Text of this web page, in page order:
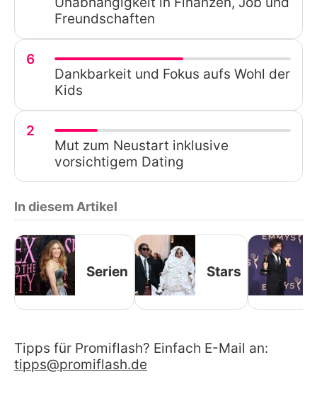
Freundschaften
6
Dankbarkeit und Fokus aufs Wohl der
Kids
2
Mut zum Neustart inklusive
vorsichtigem Dating
In diesem Artikel
Serien Stars
Tipps für Promiflash? Einfach E-Mail an:
tipps@promiflash.de